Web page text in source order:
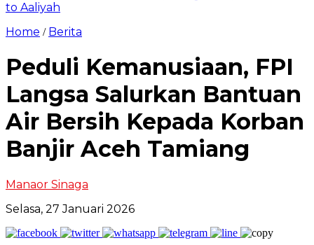
to Aaliyah
Home / Berita
Peduli Kemanusiaan, FPI
Langsa Salurkan Bantuan
Air Bersih Kepada Korban
Banjir Aceh Tamiang
Manaor Sinaga
Selasa, 27 Januari 2026